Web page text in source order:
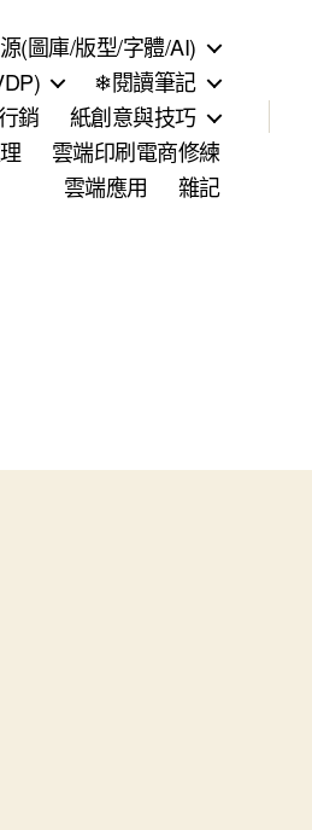
(圖庫/版型/字體/AI)
❄閱讀筆記
銷
紙創意與技巧
雲端印刷電商修練
雲端應用
雜記